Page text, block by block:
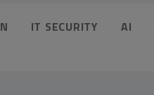
IT SECURITY AI